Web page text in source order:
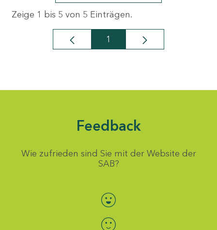
Zeige 1 bis 5 von 5 Einträgen.
Seite
1
Feedback
Wie zufrieden sind Sie mit der Website der
SAB?
Bewertung auswählen